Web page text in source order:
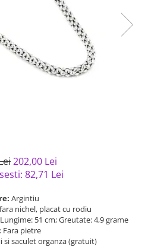
202,00 Lei
82,71 Lei
Argintiu
nichel, placat cu rodiu
51 cm; Greutate: 4,9 grame
Fara pietre
si saculet organza (gratuit)